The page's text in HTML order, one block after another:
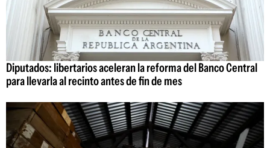
Diputados: libertarios aceleran la reforma del Banco Central
para llevarla al recinto antes de fin de mes